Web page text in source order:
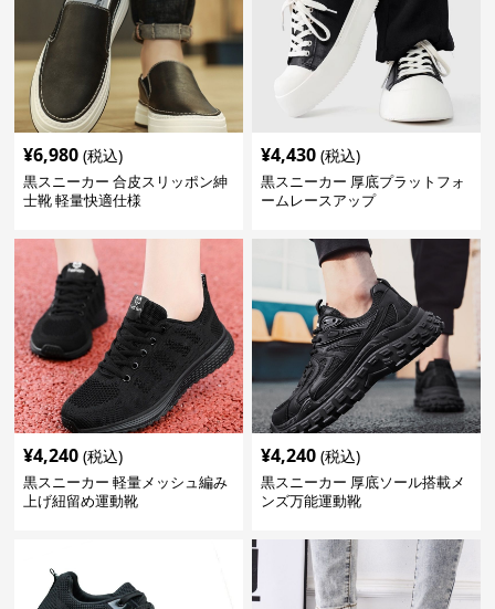
¥6,980 (税込)
黒スニーカー 合皮スリッポン紳
士靴 軽量快適仕様
¥4,430 (税込)
黒スニーカー 厚底プラットフォ
ームレースアップ
¥4,240 (税込)
黒スニーカー 軽量メッシュ編み
上げ紐留め運動靴
¥4,240 (税込)
黒スニーカー 厚底ソール搭載メ
ンズ万能運動靴